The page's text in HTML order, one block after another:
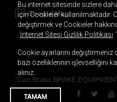
Google Map
"Can Brake BRAKE
Bu internet sitesinde sizlere
için Cookieler kullanılmaktadır.
değiştirmek ve Cookieler
İnternet Sitesi Gizlilik Politikası
Cookie ayarlarını
bazı özelliklerinin işlevselliğini
alınız.
TAMAM